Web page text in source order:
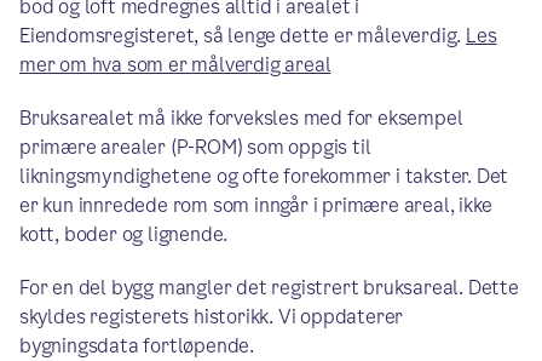
bod og loft medregnes alltid i arealet i
Eiendomsregisteret, så lenge dette er måleverdig. Les
mer om hva som er målverdig areal
Bruksarealet må ikke forveksles med for eksempel
primære arealer (P-ROM) som oppgis til
likningsmyndighetene og ofte forekommer i takster. Det
er kun innredede rom som inngår i primære areal, ikke
kott, boder og lignende.
For en del bygg mangler det registrert bruksareal. Dette
skyldes registerets historikk. Vi oppdaterer
bygningsdata fortløpende.